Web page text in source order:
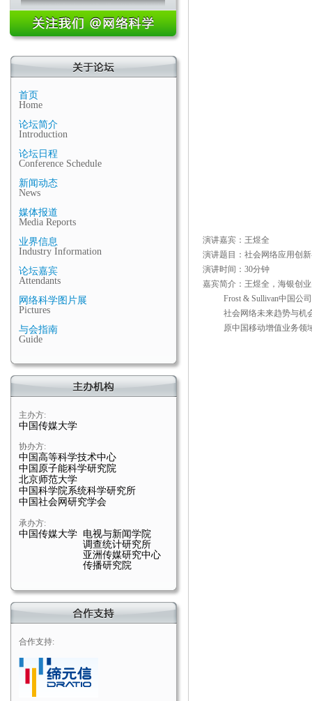
首页
Home
论坛简介
Introduction
论坛日程
Conference Schedule
新闻动态
News
媒体报道
Media Reports
业界信息
Industry Information
论坛嘉宾
Attendants
网络科学图片展
Pictures
与会指南
Guide
主办方:
中国传媒大学
协办方:
中国高等科学技术中心
中国原子能科学研究院
北京师范大学
中国科学院系统科学研究所
中国社会网研究学会
承办方:
中国传媒大学 电视与新闻学院
调查统计研究所
亚洲传媒研究中心
传播研究院
合作支持:
演讲嘉宾：王煜全
演讲题目：社会网络应用创
演讲时间：30分钟
嘉宾简介：王煜全，海银创
Frost & Sullivan中国公司
社会网络未来趋势与机会
原中国移动增值业务领域